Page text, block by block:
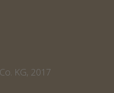
KG, 2017